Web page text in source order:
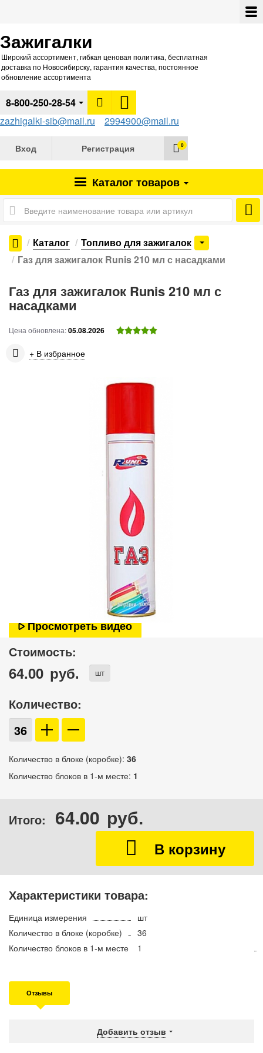
Зажигалки
Широкий ассортимент, гибкая ценовая политика, бесплатная
доставка по Новосибирску, гарантия качества, постоянное
обновление ассортимента
8-800-250-28-54
zazhigalki-sib@mail.ru
2994900@mail.ru
Вход Регистрация 0
Каталог товаров
Каталог
Топливо для зажигалок
Газ для зажигалок Runis 210 мл с насадками
Газ для зажигалок Runis 210 мл с
насадками
Цена обновлена:05.08.2026
Просмотреть видео
Стоимость:
64.00 руб. шт
Количество:
Количество в блоке (коробке): 36
Количество блоков в 1-м месте: 1
Итого: 64.00 руб.
Характеристики товара:
Единица измерения
шт
Количество в блоке (коробке)
36
Количество блоков в 1-м месте
1
Отзывы
Добавить отзыв